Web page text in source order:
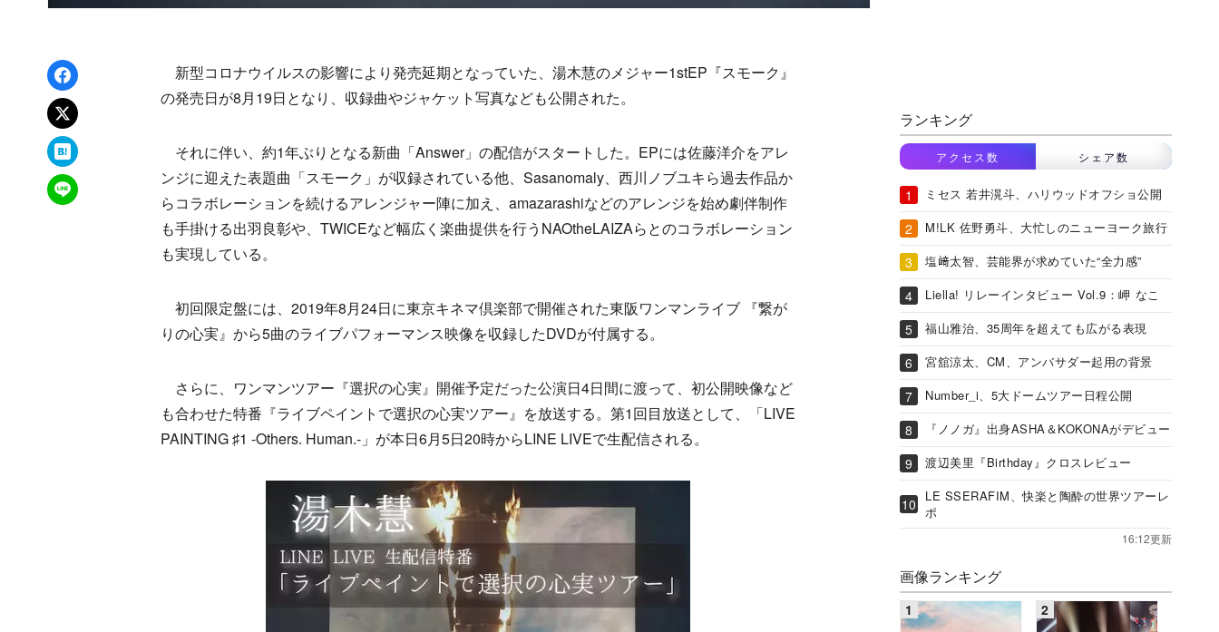
Facebookでシェア
xでポスト
はてなブックマーク
LINEで送る
新型コロナウイルスの影響により発売延期となっていた、湯木慧のメジャー1stEP『スモーク』
の発売日が8月19日となり、収録曲やジャケット写真なども公開された。
それに伴い、約1年ぶりとなる新曲「Answer」の配信がスタートした。EPには佐藤洋介をアレ
ンジに迎えた表題曲「スモーク」が収録されている他、Sasanomaly、西川ノブユキら過去作品か
らコラボレーションを続けるアレンジャー陣に加え、amazarashiなどのアレンジを始め劇伴制作
も手掛ける出羽良彰や、TWICEなど幅広く楽曲提供を行うNAOtheLAIZAらとのコラボレーション
も実現している。
初回限定盤には、2019年8月24日に東京キネマ倶楽部で開催された東阪ワンマンライブ 『繋が
りの心実』から5曲のライブパフォーマンス映像を収録したDVDが付属する。
さらに、ワンマンツアー『選択の心実』開催予定だった公演日4日間に渡って、初公開映像など
も合わせた特番『ライブペイントで選択の心実ツアー』を放送する。第1回目放送として、「LIVE
PAINTING ♯1 -Others. Human.-」が本日6月5日20時からLINE LIVEで生配信される。
ランキング
アクセス数 シェア数
ミセス 若井滉斗、ハリウッドオフショ公開
M!LK 佐野勇斗、大忙しのニューヨーク旅行
塩﨑太智、芸能界が求めていた“全力感”
Liella! リレーインタビュー Vol.9：岬 なこ
福山雅治、35周年を超えても広がる表現
宮舘涼太、CM、アンバサダー起用の背景
Number_i、5大ドームツアー日程公開
『ノノガ』出身ASHA＆KOKONAがデビュー
渡辺美里『Birthday』クロスレビュー
LE SSERAFIM、快楽と陶酔の世界ツアーレ
ポ
16:12更新
画像ランキング